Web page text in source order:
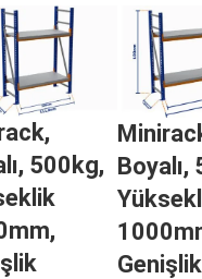
500kg, Boyalı,
Genişlik